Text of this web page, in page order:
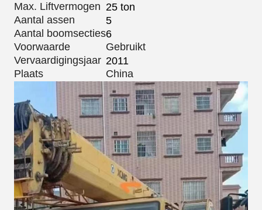
Max. Liftvermogen 25 ton
Aantal assen
5
Aantal boomsecties6
Voorwaarde
Gebruikt
Vervaardigingsjaar 2011
Plaats
China